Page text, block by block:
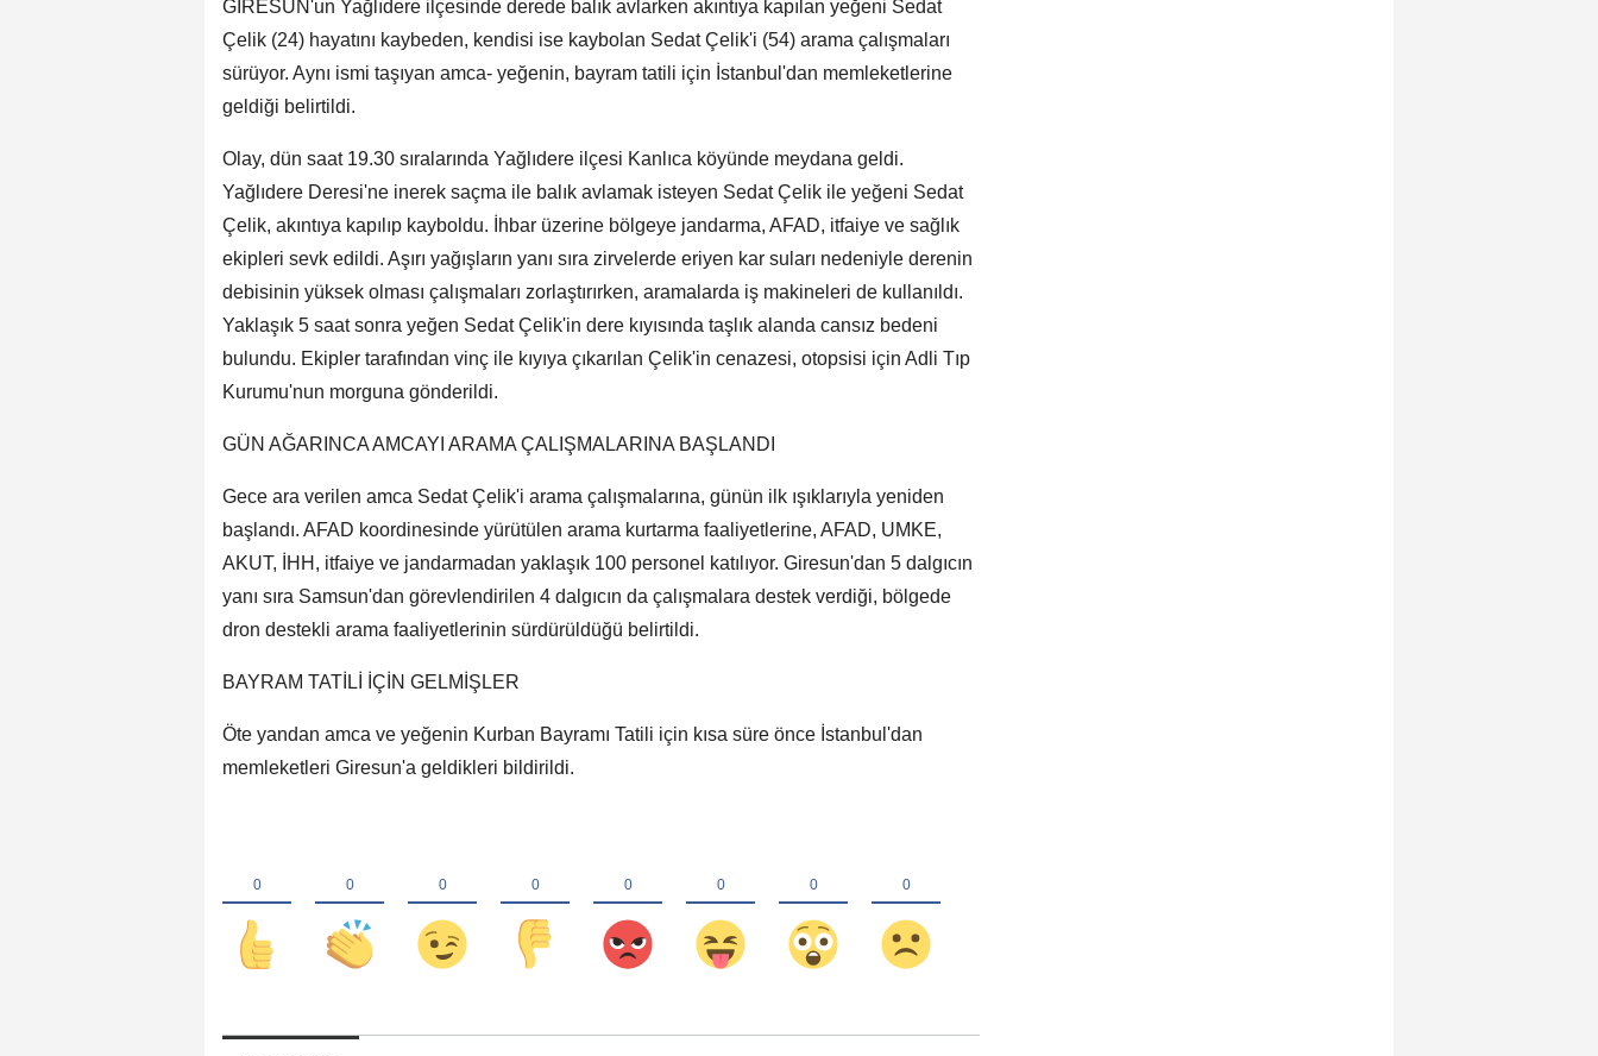
GİRESUN'un Yağlıdere ilçesinde derede balık avlarken akıntıya kapılan yeğeni Sedat
Çelik (24) hayatını kaybeden, kendisi ise kaybolan Sedat Çelik'i (54) arama çalışmaları
sürüyor. Aynı ismi taşıyan amca- yeğenin, bayram tatili için İstanbul'dan memleketlerine
geldiği belirtildi.
Olay, dün saat 19.30 sıralarında Yağlıdere ilçesi Kanlıca köyünde meydana geldi.
Yağlıdere Deresi'ne inerek saçma ile balık avlamak isteyen Sedat Çelik ile yeğeni Sedat
Çelik, akıntıya kapılıp kayboldu. İhbar üzerine bölgeye jandarma, AFAD, itfaiye ve sağlık
ekipleri sevk edildi. Aşırı yağışların yanı sıra zirvelerde eriyen kar suları nedeniyle derenin
debisinin yüksek olması çalışmaları zorlaştırırken, aramalarda iş makineleri de kullanıldı.
Yaklaşık 5 saat sonra yeğen Sedat Çelik'in dere kıyısında taşlık alanda cansız bedeni
bulundu. Ekipler tarafından vinç ile kıyıya çıkarılan Çelik'in cenazesi, otopsisi için Adli Tıp
Kurumu'nun morguna gönderildi.
GÜN AĞARINCA AMCAYI ARAMA ÇALIŞMALARINA BAŞLANDI
Gece ara verilen amca Sedat Çelik'i arama çalışmalarına, günün ilk ışıklarıyla yeniden
başlandı. AFAD koordinesinde yürütülen arama kurtarma faaliyetlerine, AFAD, UMKE,
AKUT, İHH, itfaiye ve jandarmadan yaklaşık 100 personel katılıyor. Giresun'dan 5 dalgıcın
yanı sıra Samsun'dan görevlendirilen 4 dalgıcın da çalışmalara destek verdiği, bölgede
dron destekli arama faaliyetlerinin sürdürüldüğü belirtildi.
BAYRAM TATİLİ İÇİN GELMİŞLER
Öte yandan amca ve yeğenin Kurban Bayramı Tatili için kısa süre önce İstanbul'dan
memleketleri Giresun'a geldikleri bildirildi.